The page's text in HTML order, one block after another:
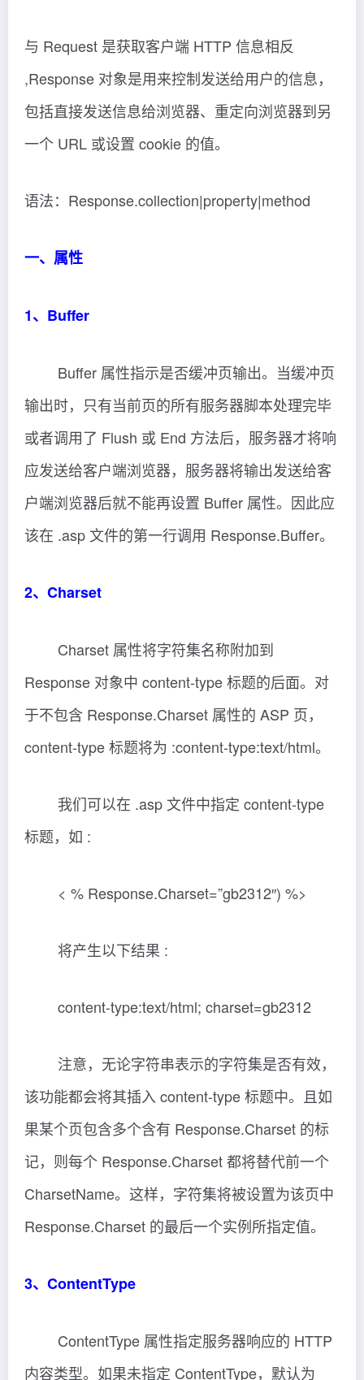
与 Request 是获取客户端 HTTP 信息相反
,Response 对象是用来控制发送给用户的信息，
包括直接发送信息给浏览器、重定向浏览器到另
一个 URL 或设置 cookie 的值。
语法：Response.collection|property|method
一、属性
1、Buffer
Buffer 属性指示是否缓冲页输出。当缓冲页
输出时，只有当前页的所有服务器脚本处理完毕
或者调用了 Flush 或 End 方法后，服务器才将响
应发送给客户端浏览器，服务器将输出发送给客
户端浏览器后就不能再设置 Buffer 属性。因此应
该在 .asp 文件的第一行调用 Response.Buffer。
2、Charset
Charset 属性将字符集名称附加到
Response 对象中 content-type 标题的后面。对
于不包含 Response.Charset 属性的 ASP 页，
content-type 标题将为 :content-type:text/html。
我们可以在 .asp 文件中指定 content-type
标题，如 :
< % Response.Charset=”gb2312″) %>
将产生以下结果 :
content-type:text/html; charset=gb2312
注意，无论字符串表示的字符集是否有效，
该功能都会将其插入 content-type 标题中。且如
果某个页包含多个含有 Response.Charset 的标
记，则每个 Response.Charset 都将替代前一个
CharsetName。这样，字符集将被设置为该页中
Response.Charset 的最后一个实例所指定值。
3、ContentType
ContentType 属性指定服务器响应的 HTTP
内容类型。如果未指定 ContentType，默认为